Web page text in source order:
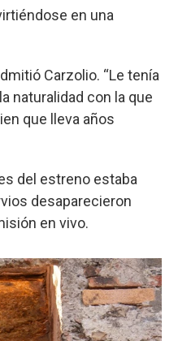
en una
Carzolio. “Le tenía
naturalidad con la que
que lleva años
del estreno estaba
desaparecieron
en vivo.